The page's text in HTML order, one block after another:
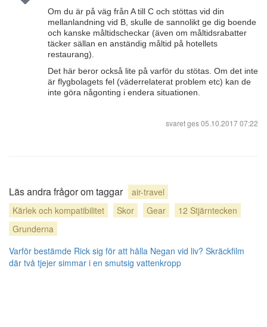
Om du är på väg från A till C och stöttas vid din
mellanlandning vid B, skulle de sannolikt ge dig boende
och kanske måltidscheckar (även om måltidsrabatter
täcker sällan en anständig måltid på hotellets
restaurang).
Det här beror också lite på varför du stötas. Om det inte
är flygbolagets fel (väderrelaterat problem etc) kan de
inte göra någonting i endera situationen.
svaret ges05.10.2017 07:22
Läs andra frågor om taggar
air-travel
Kärlek och kompatibilitet
Skor Gear
12 Stjärntecken
Grunderna
Varför bestämde Rick sig för att hålla Negan vid liv? Skräckfilm
där två tjejer simmar i en smutsig vattenkropp